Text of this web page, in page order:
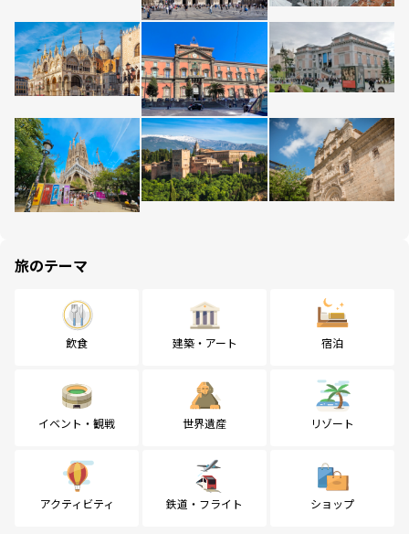
旅のテーマ
飲食 建築・アート 宿泊
イベント・観戦 世界遺産 リゾート
アクティビティ 鉄道・フライト ショップ